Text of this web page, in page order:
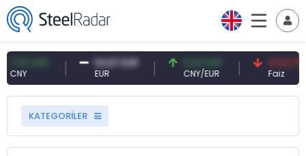
54,87 EUR
EUR
0,13 CNY
CNY/EUR
41,53 TRY
Faiz
KATEGORİLER